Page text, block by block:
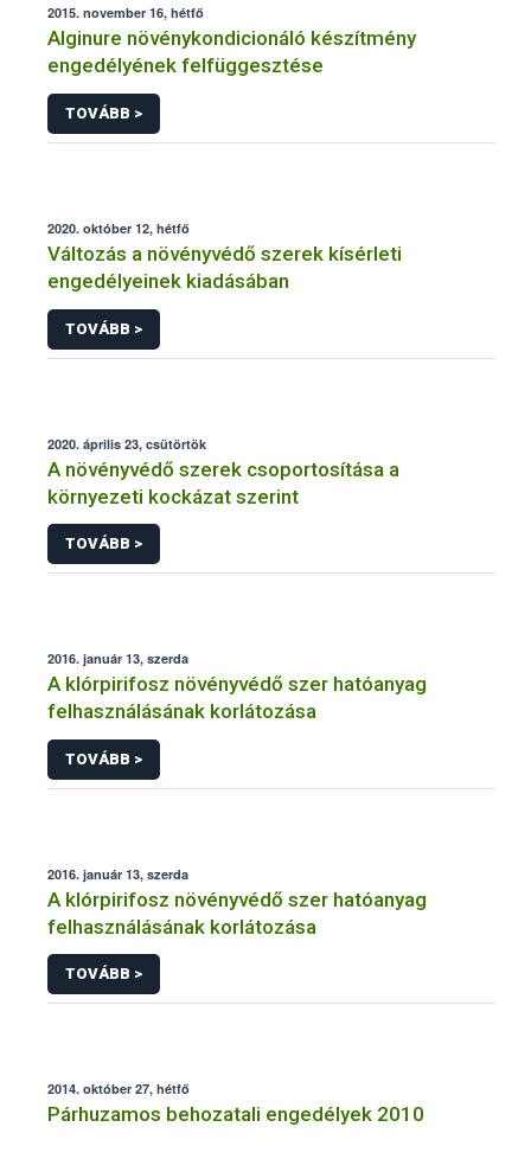
2015. november 16, hétfő
Alginure növénykondicionáló készítmény
engedélyének felfüggesztése
TOVÁBB >
2020. október 12, hétfő
Változás a növényvédő szerek kísérleti
engedélyeinek kiadásában
TOVÁBB >
2020. április 23, csütörtök
A növényvédő szerek csoportosítása a
környezeti kockázat szerint
TOVÁBB >
2016. január 13, szerda
A klórpirifosz növényvédő szer hatóanyag
felhasználásának korlátozása
TOVÁBB >
2016. január 13, szerda
A klórpirifosz növényvédő szer hatóanyag
felhasználásának korlátozása
TOVÁBB >
2014. október 27, hétfő
Párhuzamos behozatali engedélyek 2010